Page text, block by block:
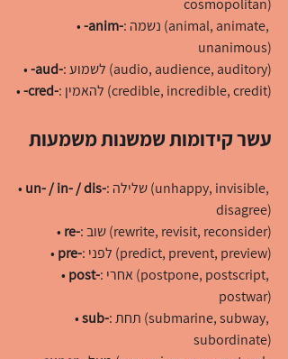
cosmopolitan)
• -anim-: נשמה (animal, animate,
unanimous)
• -aud-
: לשמוע (audio, audience, auditory)
• -cred- : להאמין (credible, incredible, credit)
עשר קידומות שמשנות משמעות
• un- / in- / dis-: שלילה (unhappy, invisible,
disagree)
• re-
: שוב (rewrite, revisit, reconsider)
• pre-
: לפני (predict, prevent, preview)
• post-: אחרי (postpone, postscript,
postwar)
• sub-: תחת (submarine, subway,
subordinate)